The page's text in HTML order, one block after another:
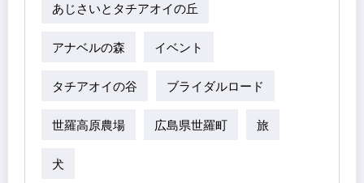
あじさいとタチアオイの丘
アナベルの森 イベント
タチアオイの谷 ブライダルロード
世羅高原農場 広島県世羅町 旅
犬